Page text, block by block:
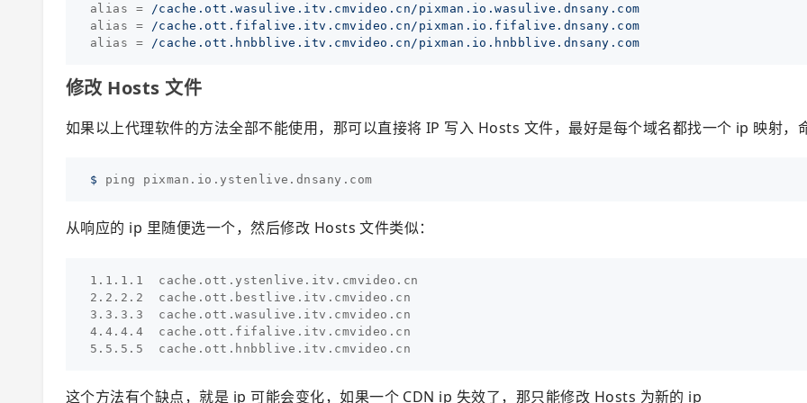
alias =
/cache.ott.wasulive.itv.cmvideo.cn/pixman.io.wasulive.dnsany.com
alias
=
/cache.ott.fifalive.itv.cmvideo.cn/pixman.io.fifalive.dnsany.com
alias
= /cache.ott.hnbblive.itv.cmvideo.cn/pixman.io.hnbblive.dnsany.com
修改 Hosts 文件
如果以上代理软件的方法全部不能使用，那可以直接将 IP 写入 Hosts 文件，最好是每个域名都找一个 ip 映射，
$
从响应的 ip 里随便选一个，然后修改 Hosts 文件类似：
1.1.1.1  cache.ott.ystenlive.itv.cmvideo.cn
2.2.2.2  cache.ott.bestlive.itv.cmvideo.cn
3.3.3.3  cache.ott.wasulive.itv.cmvideo.cn
4.4.4.4  cache.ott.fifalive.itv.cmvideo.cn
这个方法有个缺点，就是 ip 可能会变化，如果一个 CDN ip 失效了，那只能修改 Hosts 为新的 ip